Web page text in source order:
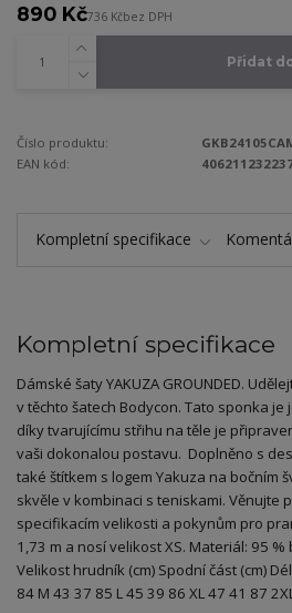
890 Kč736 Kčbez DPH
Přidat
Číslo produktu:
EAN kód:
Kompletní specifikace
Kompletní specifikace
Dámské šaty YAKUZA GROUNDED.
v těchto šatech Bodycon. Tato sponka
díky tvarujícímu střihu na těle je
vaši dokonalou postavu. Doplněno s
také štítkem s logem Yakuza na bočním
skvěle v kombinaci s teniskami. Věnujte
specifikacím velikosti a pokynům pro
1,73 m a nosí velikost XS. Materiál: 95
Velikost hrudník (cm) Spodní část (cm)
84 M 43 37 85 L 45 39 86 XL 47 41 87